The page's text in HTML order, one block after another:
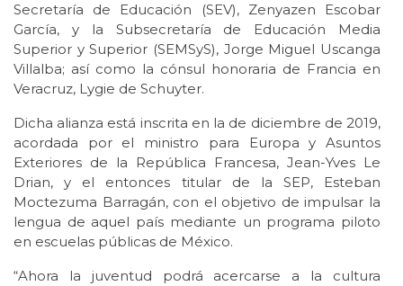
Secretaría de Educación (SEV), Zenyazen Escobar
García, y la Subsecretaría de Educación Media
Superior y Superior (SEMSyS), Jorge Miguel Uscanga
Villalba; así como la cónsul honoraria de Francia en
Veracruz, Lygie de Schuyter.
Dicha alianza está inscrita en la de diciembre de 2019,
acordada por el ministro para Europa y Asuntos
Exteriores de la República Francesa, Jean-Yves Le
Drian, y el entonces titular de la SEP, Esteban
Moctezuma Barragán, con el objetivo de impulsar la
lengua de aquel país mediante un programa piloto
en escuelas públicas de México.
“Ahora la juventud podrá acercarse a la cultura